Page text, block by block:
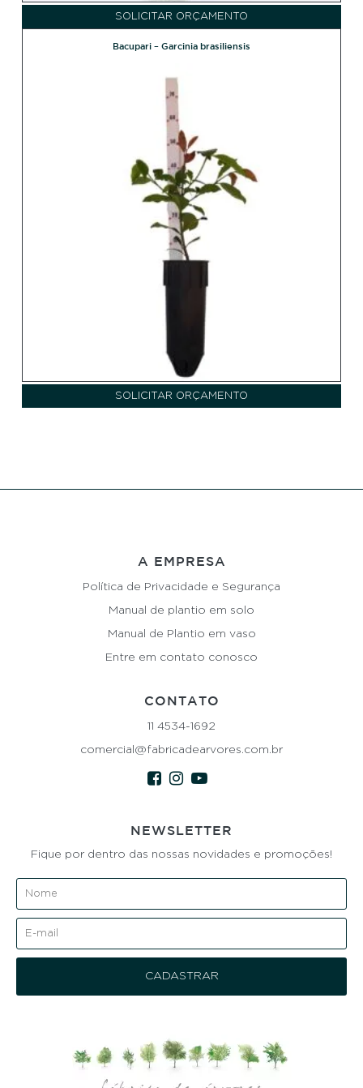
SOLICITAR ORÇAMENTO
Bacupari – Garcinia brasiliensis
SOLICITAR ORÇAMENTO
A EMPRESA
Política de Privacidade e Segurança
Manual de plantio em solo
Manual de Plantio em vaso
Entre em contato conosco
CONTATO
11 4534-1692
comercial@fabricadearvores.com.br
NEWSLETTER
Fique por dentro das nossas novidades e promoções!